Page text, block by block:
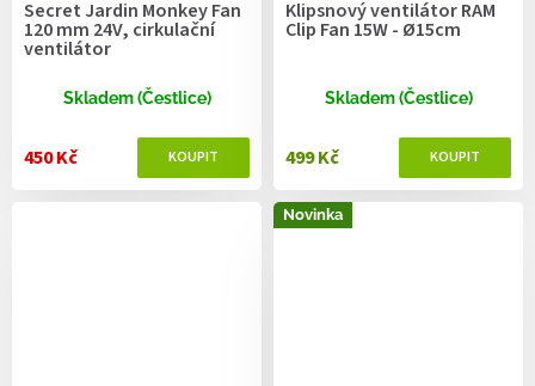
Secret Jardin Monkey Fan
120 mm 24V, cirkulační
ventilátor
Skladem (Čestlice)
450 Kč
Klipsnový ventilátor RAM
Clip Fan 15W - Ø15cm
Skladem (Čestlice)
499 Kč
Novinka